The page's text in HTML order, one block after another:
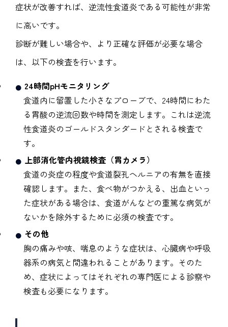
症状が改善すれば、逆流性食道炎である可能性が非常
に高いです。
診断が難しい場合や、より正確な評価が必要な場合
は、以下の検査を行います。
24時間pHモニタリング
食道内に留置した小さなプローブで、24時間にわた
る胃酸の逆流回数や時間を測定します。これは逆流
性食道炎のゴールドスタンダードとされる検査で
す。
上部消化管内視鏡検査（胃カメラ）
食道の炎症の程度や食道裂孔ヘルニアの有無を直接
確認します。また、食べ物がつかえる、出血といっ
た症状がある場合は、食道がんなどの重篤な病気が
ないかを除外するために必須の検査です。
その他
胸の痛みや咳、喘息のような症状は、心臓病や呼吸
器系の病気と間違われることがあります。そのた
め、症状によってはそれぞれの専門医による診察や
検査も必要になります。